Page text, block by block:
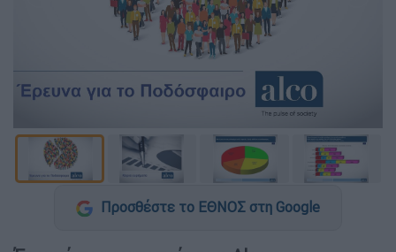
Προσθέστε το ΕΘΝΟΣ στη Google